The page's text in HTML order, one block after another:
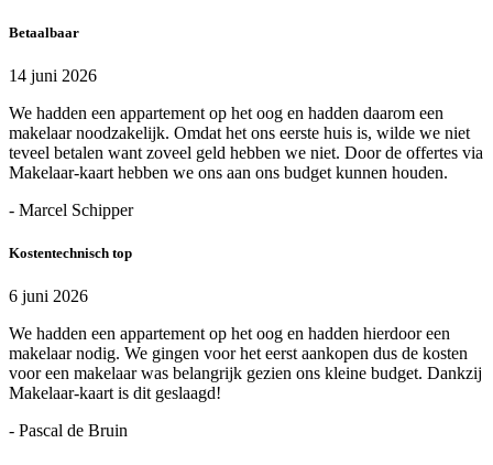
Betaalbaar
14 juni 2026
We hadden een appartement op het oog en hadden daarom een
makelaar noodzakelijk. Omdat het ons eerste huis is, wilde we niet
teveel betalen want zoveel geld hebben we niet. Door de offertes via
Makelaar-kaart hebben we ons aan ons budget kunnen houden.
- Marcel Schipper
Kostentechnisch top
6 juni 2026
We hadden een appartement op het oog en hadden hierdoor een
makelaar nodig. We gingen voor het eerst aankopen dus de kosten
voor een makelaar was belangrijk gezien ons kleine budget. Dankzij
Makelaar-kaart is dit geslaagd!
- Pascal de Bruin